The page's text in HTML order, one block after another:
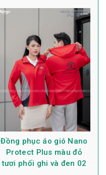
Đồng phục áo gió Nano
Protect Plus màu đỏ
tươi phối ghi và đen 02